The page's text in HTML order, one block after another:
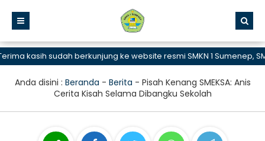
kasih sudah berkunjung ke website resmi SMKN 1 Sumenep, SMK
Anda disini : Beranda - Berita - Pisah Kenang SMEKSA: Anis
Cerita Kisah Selama Dibangku Sekolah